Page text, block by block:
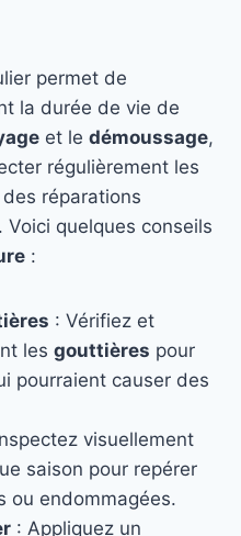
permet de
la durée de vie de
et le démoussage,
régulièrement les
réparations
quelques conseils
:
: Vérifiez et
les gouttières pour
pourraient causer des
visuellement
saison pour repérer
ou endommagées.
: Appliquez un